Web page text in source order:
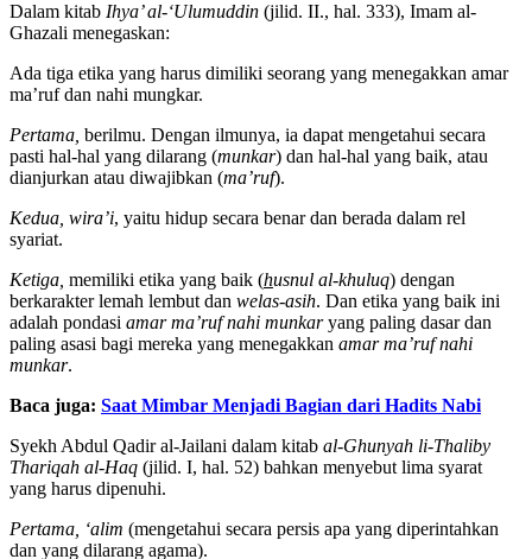
Dalam kitab Ihya’ al-‘Ulumuddin (jilid. II., hal. 333), Imam al-
Ghazali menegaskan:
Ada tiga etika yang harus dimiliki seorang yang menegakkan amar
ma’ruf dan nahi mungkar.
Pertama, berilmu. Dengan ilmunya, ia dapat mengetahui secara
pasti hal-hal yang dilarang (munkar) dan hal-hal yang baik, atau
dianjurkan atau diwajibkan (ma’ruf).
Kedua, wira’i, yaitu hidup secara benar dan berada dalam rel
syariat.
Ketiga, memiliki etika yang baik (husnul al-khuluq) dengan
berkarakter lemah lembut dan welas-asih. Dan etika yang baik ini
adalah pondasi amar ma’ruf nahi munkaryang paling dasar dan
paling asasi bagi mereka yang menegakkan amar ma’ruf nahi
munkar.
Baca juga: Saat Mimbar Menjadi Bagian dari Hadits Nabi
Syekh Abdul Qadir al-Jailani dalam kitab al-Ghunyah li-Thaliby
Thariqah al-Haq (jilid. I, hal. 52) bahkan menyebut lima syarat
yang harus dipenuhi.
Pertama, ‘alim (mengetahui secara persis apa yang diperintahkan
dan yang dilarang agama).